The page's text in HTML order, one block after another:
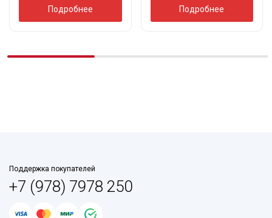
Подробнее Подробнее
Поддержка покупателей
+7 (978) 7978 250